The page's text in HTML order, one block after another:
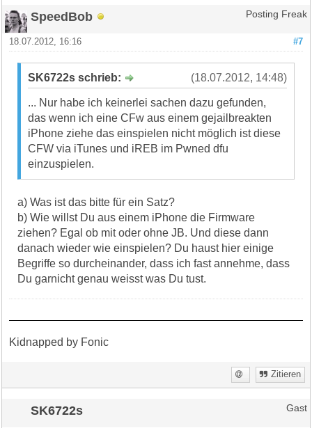
SpeedBob Posting Freak
#7
18.07.2012, 16:16
(18.07.2012, 14:48)
SK6722s schrieb:
... Nur habe ich keinerlei sachen dazu gefunden,
das wenn ich eine CFw aus einem gejailbreakten
iPhone ziehe das einspielen nicht möglich ist diese
CFW via iTunes und iREB im Pwned dfu
einzuspielen.
a) Was ist das bitte für ein Satz?
b) Wie willst Du aus einem iPhone die Firmware
ziehen? Egal ob mit oder ohne JB. Und diese dann
danach wieder wie einspielen? Du haust hier einige
Begriffe so durcheinander, dass ich fast annehme, dass
Du garnicht genau weisst was Du tust.
Kidnapped by Fonic
Zitieren
SK6722s Gast